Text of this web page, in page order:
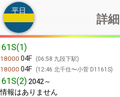
詳細
平日
61S(1)
18000 04F 06:58 九段下駅
18000 04F 12:46 北千住〜小菅 D1161S
61S(2)2042～
情報はありません